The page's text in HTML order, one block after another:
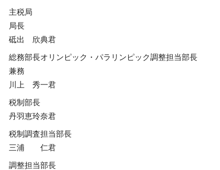
主税局
局長
砥出 欣典君
総務部長オリンピック・パラリンピック調整担当部長
兼務
川上 秀一君
税制部長
丹羽恵玲奈君
税制調査担当部長
三浦 仁君
調整担当部長